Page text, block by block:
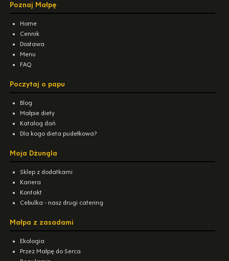
Poznaj Małpę
Home
Cennik
Dostawa
Menu
FAQ
Poczytaj o papu
Blog
Małpie diety
Katalog dań
Dla kogo dieta pudełkowa?
Moja Dżungla
Sklep z dodatkami
Kariera
Kontakt
Cebulka - nasz drugi catering
Małpa z zasadami
Ekologia
Przez Małpę do Serca